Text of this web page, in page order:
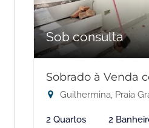
Sob consulta
Sobrado à Venda
Guilhermina, Praia
2 Quartos 2